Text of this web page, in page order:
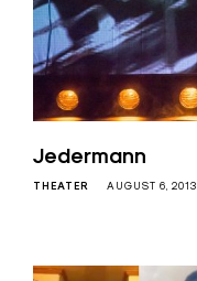
Jedermann
THEATER AUGUST 6, 2013